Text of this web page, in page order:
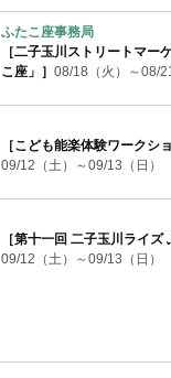
ふたこ座事務局
［二子玉川ストリートマー
こ座」］ 08/18（火）～08/
［こども能楽体験ワークシ
09/12（土）～09/13（日）
［第十一回 二子玉川ライズ
09/12（土）～09/13（日）